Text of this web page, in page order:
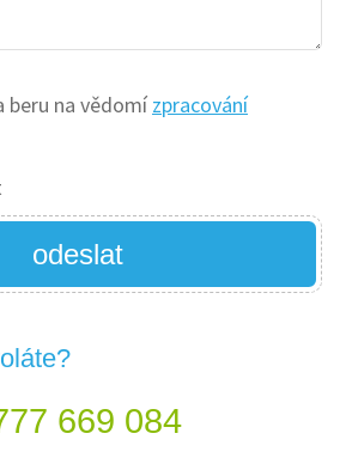
beru na vědomí zpracování
odeslat
669 084